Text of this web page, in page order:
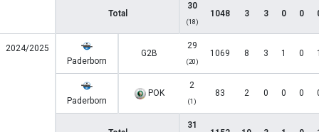
Total
30
(18)
1048 3 3 0 0
2024/2025
Paderborn
G2B
29
(20)
1069 8 3 1 0
Paderborn
POK
2
(1)
83 2 0 0 0
31